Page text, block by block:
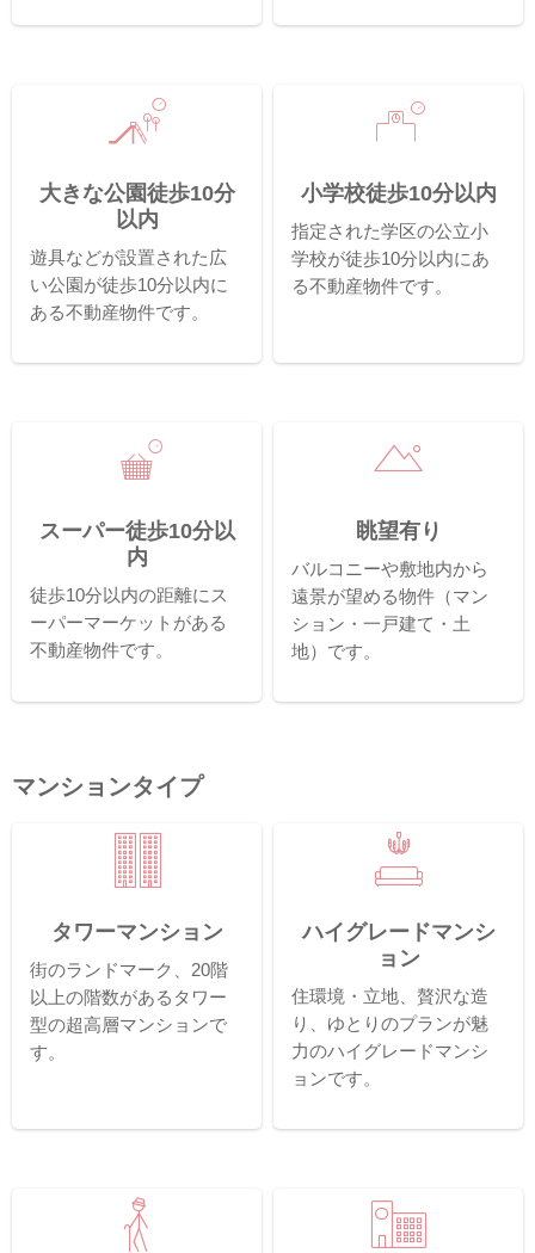
大きな公園徒歩10分
以内
遊具などが設置された広
い公園が徒歩10分以内に
ある不動産物件です。
小学校徒歩10分以内
指定された学区の公立小
学校が徒歩10分以内にあ
る不動産物件です。
スーパー徒歩10分以
内
徒歩10分以内の距離にス
ーパーマーケットがある
不動産物件です。
眺望有り
バルコニーや敷地内から
遠景が望める物件（マン
ション・一戸建て・土
地）です。
マンションタイプ
タワーマンション
街のランドマーク、20階
以上の階数があるタワー
型の超高層マンションで
す。
ハイグレードマンシ
ョン
住環境・立地、贅沢な造
り、ゆとりのプランが魅
力のハイグレードマンシ
ョンです。